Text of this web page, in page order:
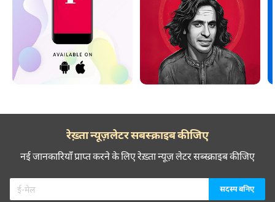
रेख़्ता न्यूज़लेटर सबस्क्राइब कीजिए
नई जानकारियाँ प्राप्त करने के लिए रेख़्ता न्यूज़ लेटर सब्स्क्राइब कीजिए